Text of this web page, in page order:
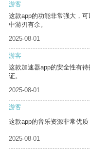
游客
这款app的功能非常强大，
中游刃有余。
2025-08-01
游客
这款加速器app的安全性有
证。
2025-08-01
游客
这款app的音乐资源非常优质
2025-08-01